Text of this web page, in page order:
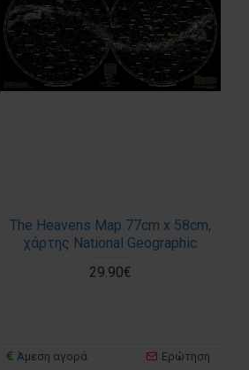
The Heavens Map 77cm x 58cm,
χάρτης National Geographic
29.90€
Άμεση αγορά Ερώτηση